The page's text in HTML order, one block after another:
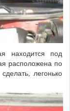
находится под
расположена по
легонько